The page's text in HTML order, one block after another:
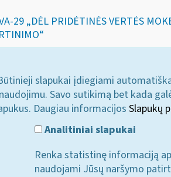
29 „DĖL PRIDĖTINĖS VERTĖS
slapukai įdiegiami
Savo sutikimą bet kada
Daugiau informacijos Slapukų
Analitiniai slapukai
Renka statistinę informaciją
naudojami Jūsų naršymo